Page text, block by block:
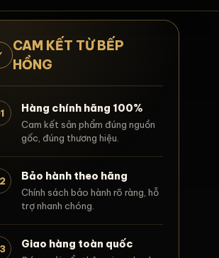
CAM KẾT TỪ BẾP
HỒNG
Hàng chính hãng 100%
Cam kết sản phẩm đúng nguồn
gốc, đúng thương hiệu.
Bảo hành theo hãng
Chính sách bảo hành rõ ràng, hỗ
trợ nhanh chóng.
Giao hàng toàn quốc